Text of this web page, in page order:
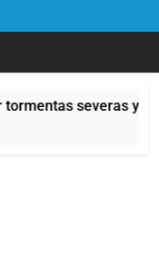
severas y